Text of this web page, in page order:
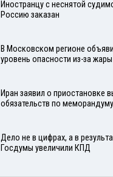
Иностранцу с неснятой
Россию заказан
В Московском регионе
уровень опасности из-за
Иран заявил о приостановке
обязательств по
Дело не в цифрах, а в
Госдумы увеличили КПД